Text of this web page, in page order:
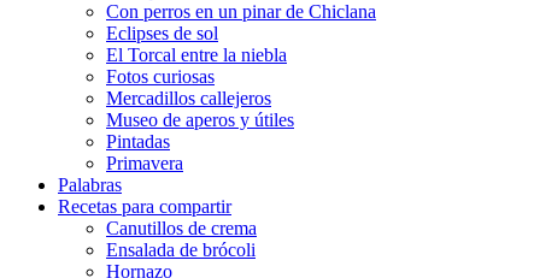
Con perros en un pinar de Chiclana
Eclipses de sol
El Torcal entre la niebla
Fotos curiosas
Mercadillos callejeros
Museo de aperos y útiles
Pintadas
Primavera
Palabras
Recetas para compartir
Canutillos de crema
Ensalada de brócoli
Hornazo